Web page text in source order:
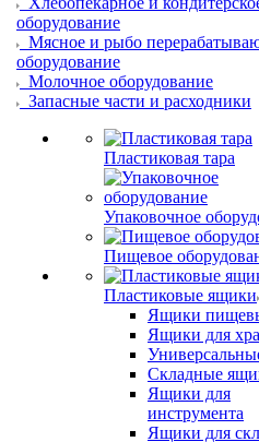
оборудование
Мясное и рыбо
оборудование
Молочное оборудование
Запасные части и расходники
Пластиковая тара
Упаковочное
Пищевое
Пластиковые ящики
Ящики
Ящики для
Складные
Ящики для
инструмента
Ящики для